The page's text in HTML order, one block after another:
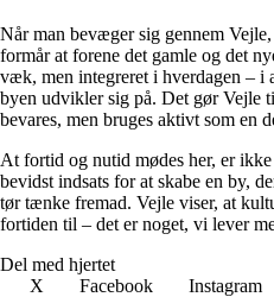
Når man bevæger sig gennem
formår at forene det gamle og det
væk, men integreret i hverdagen – i
byen udvikler sig på. Det gør Vejle
bevares, men bruges aktivt som en
At fortid og nutid mødes her, er
bevidst indsats for at skabe en by,
tør tænke fremad. Vejle viser, at
fortiden til – det er noget, vi lever
Del med hjertet
X
Facebook Instagram